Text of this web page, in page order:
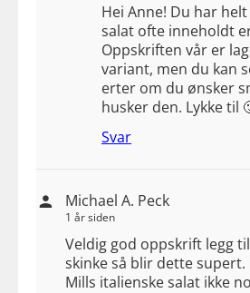
Hei Anne! Du har
salat ofte inneholdt
Oppskriften vår er
variant, men du kan
erter om du ønsker
husker den. Lykke til
Svar
Michael A. Peck
1 år siden
Veldig god oppskrift legg
skinke så blir dette supert.
Mills italienske salat ikke